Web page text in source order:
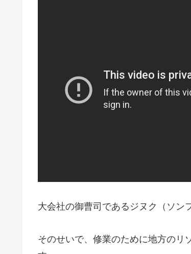
大会社の御曹司であるジヌク（ソン
そのせいで、修業のために地方のリ